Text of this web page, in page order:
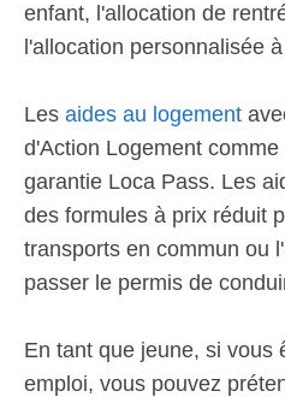
enfant, l'allocation de
l'allocation personnalisée
Les aides au logement
d'Action Logement comme
garantie Loca Pass. Les
des formules à prix réduit
transports en commun ou
passer le permis de
En tant que jeune, si vous
emploi, vous pouvez